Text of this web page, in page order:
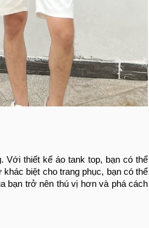
Với thiết kế áo tank top, bạn có thể
biệt cho trang phục, bạn có thể
bạn trở nên thú vị hơn và phá cách